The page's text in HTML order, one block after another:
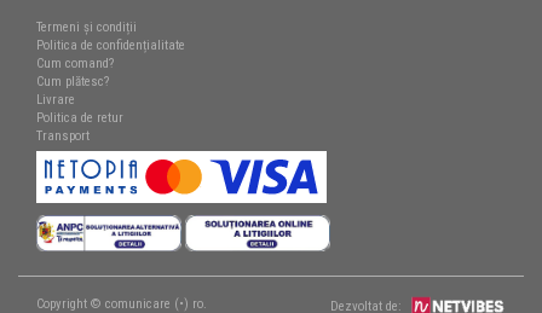
Termeni și condiții
Politica de confidențialitate
Cum comand?
Cum plătesc?
Livrare
Politica de retur
Transport
Copyright © comunicare (•) ro.
Dezvoltat de: